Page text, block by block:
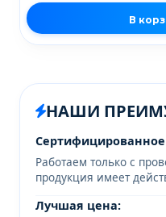
В
НАШИ
Сертифицированное
Работаем только с
продукция имеет
Лучшая цена: